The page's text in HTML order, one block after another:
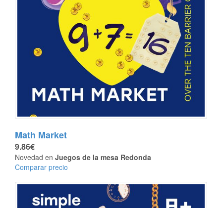
Math Market
9.86€
Novedad en Juegos de la mesa Redonda
Comparar precio